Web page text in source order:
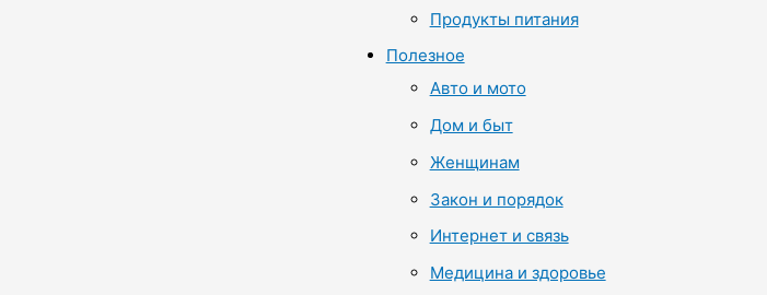
Продукты питания
Полезное
Авто и мото
Дом и быт
Женщинам
Закон и порядок
Интернет и связь
Медицина и здоровье